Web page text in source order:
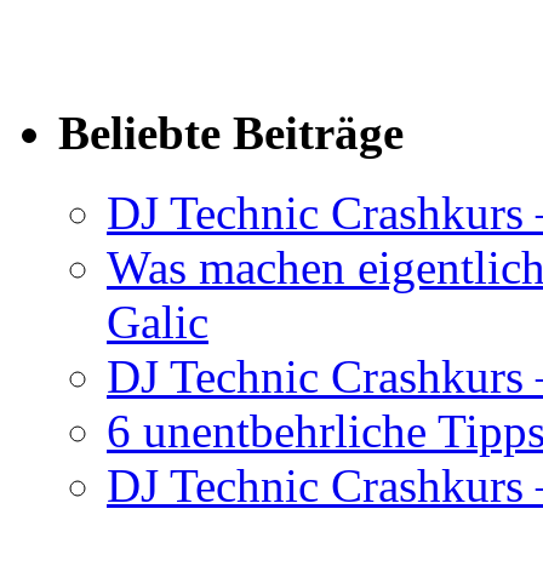
Beliebte Beiträge
DJ Technic
Was machen
Galic
DJ Technic
6 unentbehrliche
DJ Technic